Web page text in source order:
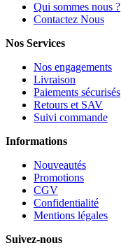
Qui sommes nous ?
Contactez Nous
Nos Services
Nos engagements
Livraison
Paiements sécurisés
Retours et SAV
Suivi commande
Informations
Nouveautés
Promotions
CGV
Confidentialité
Mentions légales
Suivez-nous